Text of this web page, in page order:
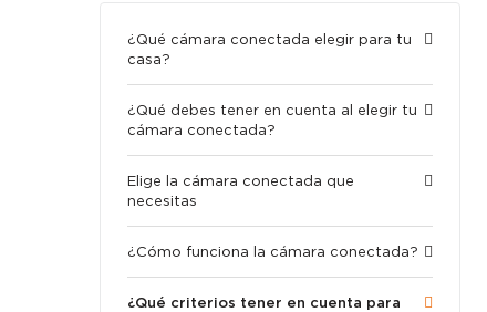
¿Qué cámara conectada elegir para tu
casa?
¿Qué debes tener en cuenta al elegir tu
cámara conectada?
Elige la cámara conectada que
necesitas
¿Cómo funciona la cámara conectada?
¿Qué criterios tener en cuenta para